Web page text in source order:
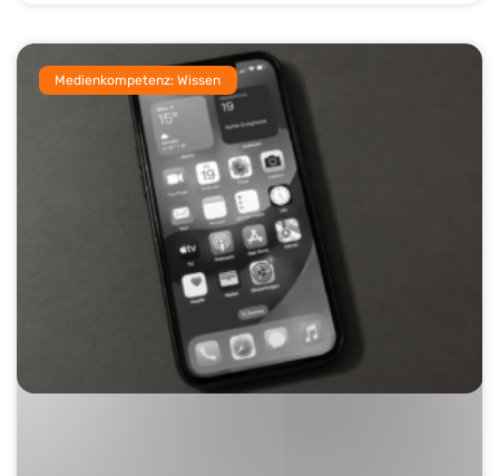
Medienkompetenz: Wissen